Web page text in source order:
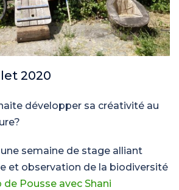
2020
développer sa créativité au
semaine de stage alliant
et observation de la biodiversité
Pousse avec Shani